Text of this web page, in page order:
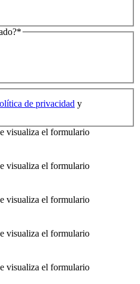
*
de privacidad y
visualiza el formulario
visualiza el formulario
visualiza el formulario
visualiza el formulario
visualiza el formulario